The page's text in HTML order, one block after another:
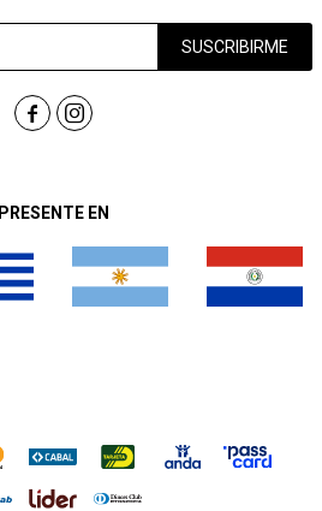
PRESENTE EN
SUSCRIBIRME
 